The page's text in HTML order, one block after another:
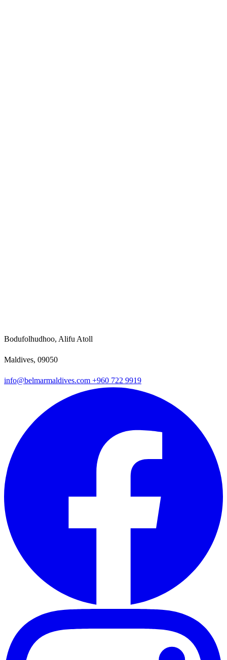
Bodufolhudhoo, Alifu Atoll
Maldives, 09050
info@belmarmaldives.com +960 722 9919